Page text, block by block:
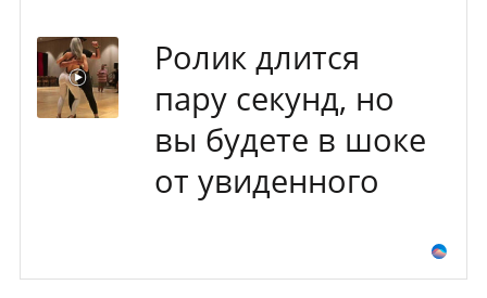
Ролик длится
пару секунд, но
вы будете в шоке
от увиденного